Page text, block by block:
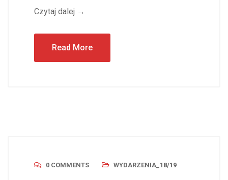
Czytaj dalej →
Read More
0 COMMENTS WYDARZENIA_18/19